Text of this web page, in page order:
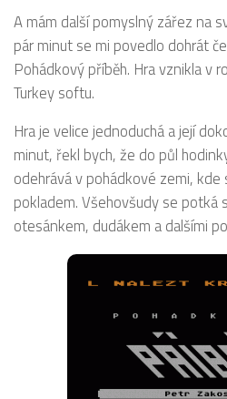
A mám další pomyslný zářez na
pár minut se mi povedlo dohrát
Pohádkový příběh. Hra vznikla v
Turkey softu.
Hra je velice jednoduchá a její
minut, řekl bych, že do půl
odehrává v pohádkové zemi, kde
pokladem. Všehovšudy se potká
otesánkem, dudákem a dalšími